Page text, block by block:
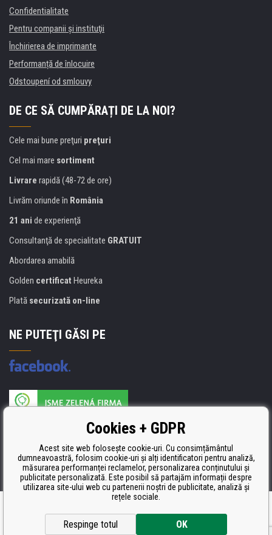
Confidentialitate
Pentru companii și instituţii
Închirierea de imprimante
Performanță de înlocuire
Odstoupení od smlouvy
DE CE SĂ CUMPĂRAȚI DE LA NOI?
Cele mai bune preţuri preţuri
Cel mai mare sortiment
Livrare rapidă (48-72 de ore)
Livrăm oriunde în România
21 ani de experienţă
Consultanţă de specialitate GRATUIT
Abordarea amabilă
Golden certificat Heureka
Plată securizată on-line
NE PUTEŢI GĂSI PE
Producătorul umpluturii de rezervă este certificat
ISO 9001, ISO 14001 şi STMC.
Ecommerce solutionsBINARGON.cz
Cookies + GDPR
Acest site web folosește cookie-uri. Cu consimțământul
dumneavoastră, folosim cookie-uri și alți identificatori pentru analiză,
măsurarea performanței reclamelor, personalizarea conținutului și
publicitate personalizată. Este posibil să partajăm informații despre
utilizarea site-ului web cu partenerii noștri de publicitate, analiză și
rețele sociale.
Respinge totul OK